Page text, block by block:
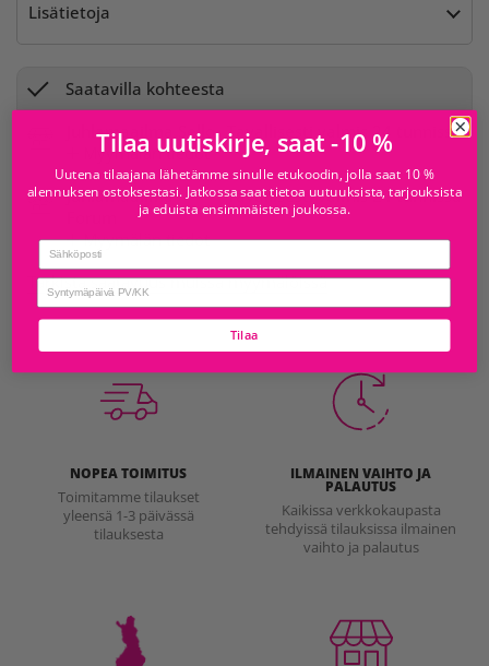
Lisätietoja
Saatavilla kohteesta
Juhlamaailma Sello
Myymälän tiedot
Tavallisesti valmis 24 tunnissa
Juhlamaailma
Myymälän tiedot
Tavallisesti valmis 24 tunnissa
Tarkista saatavuus muissa myymälöissä
NOPEA TOIMITUS
Toimitamme tilaukset
yleensä 1-3 päivässä
tilauksesta
ILMAINEN VAIHTO JA
PALAUTUS
Kaikissa verkkokaupasta
tehdyissä tilauksissa ilmainen
vaihto ja palautus
Tilaa uutiskirje, saat -10 %
Uutena tilaajana lähetämme sinulle etukoodin, jolla saat 10 %
alennuksen ostoksestasi. Jatkossa saat tietoa uutuuksista, tarjouksista
ja eduista ensimmäisten joukossa.
Email
birthday
Tilaa